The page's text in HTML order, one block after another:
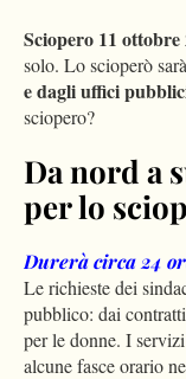
Sciopero 11 ottobre
solo. Lo scioperò
e dagli uffici
sciopero?
Da nord a
per lo
Durerà circa 24
Le richieste dei
pubblico: dai
per le donne. I
alcune fasce orario